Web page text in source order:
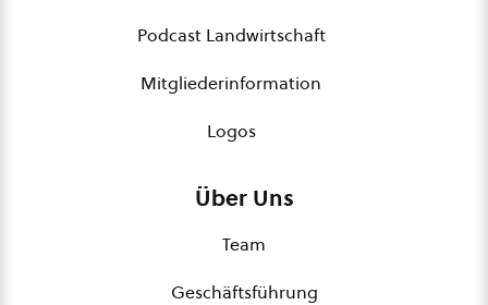
Podcast Landwirtschaft
Mitgliederinformation
Logos
Über Uns
Team
Geschäftsführung